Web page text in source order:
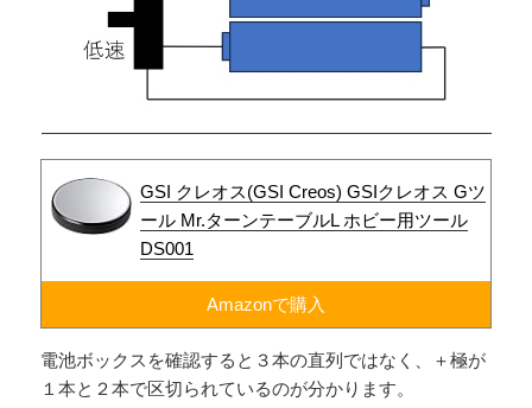
GSI クレオス(GSI Creos) GSIクレオス Gツ
ール Mr.ターンテーブルL ホビー用ツール
DS001
Amazonで購入
電池ボックスを確認すると３本の直列ではなく、＋極が
１本と２本で区切られているのが分かります。